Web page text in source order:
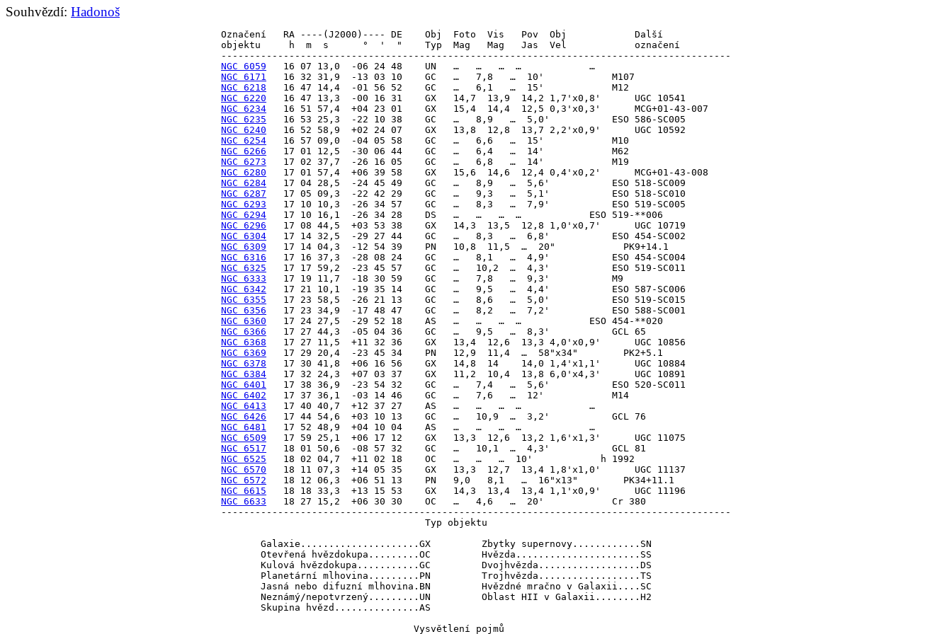
Souhvězdí: Hadonoš
Označení   RA ----(J2000)---- DE    Obj  Foto  Vis   Pov  Obj            Další
objektu     h  m  s      °  '  "    Typ  Mag   Mag   Jas  Vel            označení
NGC 6059
NGC 6171
NGC 6218
NGC 6220
NGC 6234
NGC 6235
NGC 6240
NGC 6254
NGC 6266
NGC 6273
NGC 6280
NGC 6284
NGC 6287
NGC 6293
NGC 6294
NGC 6296
NGC 6304
NGC 6309
NGC 6316
NGC 6325
NGC 6333
NGC 6342
NGC 6355
NGC 6356
NGC 6360
NGC 6366
NGC 6368
NGC 6369
NGC 6378
NGC 6384
NGC 6401
NGC 6402
NGC 6413
NGC 6426
NGC 6481
NGC 6509
NGC 6517
NGC 6525
NGC 6570
NGC 6572
NGC 6615
NGC 6633
   18 27 15,2  +06 30 30    OC   …   4,6   …  20'            Cr 380
------------------------------------------------------------------------------------------
                                    Typ objektu
       Galaxie.....................GX         Zbytky supernovy............SN
       Otevřená hvězdokupa.........OC         Hvězda......................SS
       Kulová hvězdokupa...........GC         Dvojhvězda..................DS
       Planetární mlhovina.........PN         Trojhvězda..................TS
       Jasná nebo difuzní mlhovina.BN         Hvězdné mračno v Galaxii....SC
       Neznámý/nepotvrzený.........UN         Oblast HII v Galaxii........H2
       Skupina hvězd...............AS
                                  Vysvětlení pojmů